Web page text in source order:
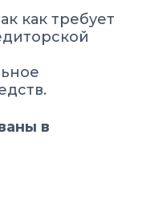
как требует
в